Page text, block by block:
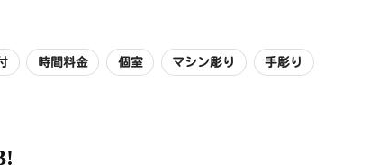
時間料金 個室 マシン彫り 手彫り